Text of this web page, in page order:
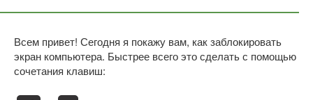
Всем привет! Сегодня я покажу вам, как заблокировать
экран компьютера. Быстрее всего это сделать с помощью
сочетания клавиш: